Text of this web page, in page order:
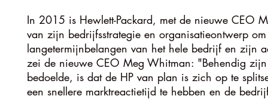
In 2015 is Hewlett-Packard, met de nieuwe CEO
van zijn bedrijfsstrategie en organisatieontwerp
langetermijnbelangen van het hele bedrijf en zijn
zei de nieuwe CEO Meg Whitman: "Behendig
bedoelde, is dat de HP van plan is zich op te
een snellere marktreactietijd te hebben en de